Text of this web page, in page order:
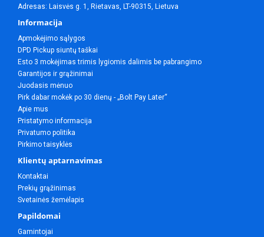
Adresas: Laisvės g. 1, Rietavas, LT-90315, Lietuva
Informacija
Apmokėjimo sąlygos
DPD Pickup siuntų taškai
Esto 3 mokėjimas trimis lygiomis dalimis be pabrangimo
Garantijos ir grąžinimai
Juodasis mėnuo
Pirk dabar mokėk po 30 dienų - „Bolt Pay Later“
Apie mus
Pristatymo informacija
Privatumo politika
Pirkimo taisyklės
Klientų aptarnavimas
Kontaktai
Prekių grąžinimas
Svetainės žemėlapis
Papildomai
Gamintojai